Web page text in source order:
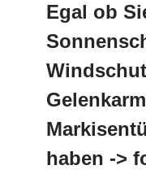
Egal ob
haben ->